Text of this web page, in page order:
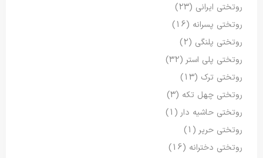
روتختی ایرانی (23)
روتختی پسرانه (16)
روتختی پلنگی (2)
روتختی پلی استر (32)
روتختی ترک (13)
روتختی چهل تکه (3)
روتختی حاشیه دار (1)
روتختی حریر (1)
روتختی دخترانه (16)